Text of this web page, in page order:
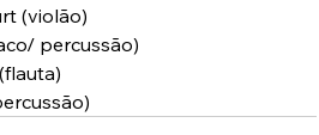
(violão)
percussão)